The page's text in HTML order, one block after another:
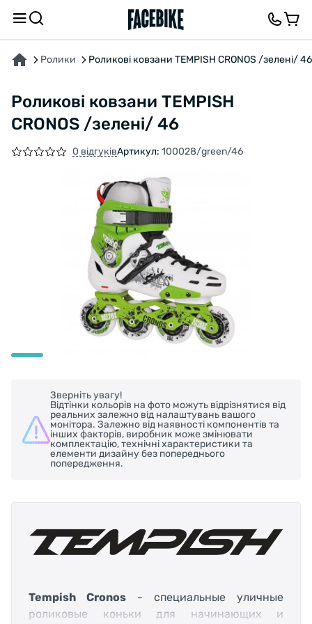
Ролики Роликові ковзани TEMPISH CRONOS /зелені/ 46
Роликові ковзани TEMPISH
CRONOS /зелені/ 46
0 відгуківАртикул: 100028/green/46
Зверніть увагу!
Відтінки кольорів на фото можуть відрізнятися від
реальних залежно від налаштувань вашого
монітора. Залежно від наявності компонентів та
інших факторів, виробник може змінювати
комплектацію, технічні характеристики та
елементи дизайну без попереднього
попередження.
Tempish Cronos - специальные уличные
роликовые коньки для начинающих и
ПРО ТОВАР ХАРАКТЕРИСТИКИВІДГУКИ ТА ЗАПИТАННЯ